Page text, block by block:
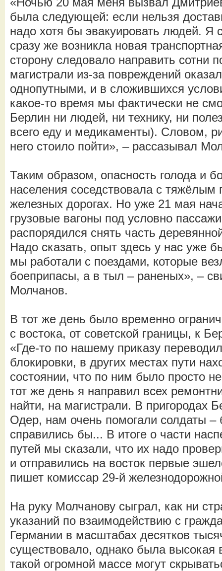
была следующей: если нельзя
надо хотя бы эвакуировать людей. Я
сразу же возникла новая
сторону следовало направить сотни
магистрали из-за повреждений
однопутными, и в сложившихся
какое-то время мы фактически не
Берлин ни людей, ни технику, ни
всего еду и медикаменты). Словом,
него стоило пойти», – рассазывал
Таким образом, опасность голода и
населения соседствовала с
железных дорогах. Но уже 21 мая
грузовые вагоны под условно
распорядился снять часть
Надо сказать, опыт здесь у нас уже
мы работали с поездами, которые
боеприпасы, а в тыл – раненых», –
Молчанов.
В тот же день было временно
с востока, от советской границы, к
«Где-то по нашему приказу
блокировки, в других местах пути
состоянии, что по ним было просто
тот же день я направил всех
найти, на магистрали. В пригородах
Одер, нам очень помогали солдаты –
справились бы... В итоге о части
путей мы сказали, что их надо
и отправились на восток первые
пишет комиссар 29-й
На руку Молчанову сыграл, как ни
указаний по взаимодействию с
Германии в масштабах десятков
существовало, однако была высокая
такой огромной массе могут